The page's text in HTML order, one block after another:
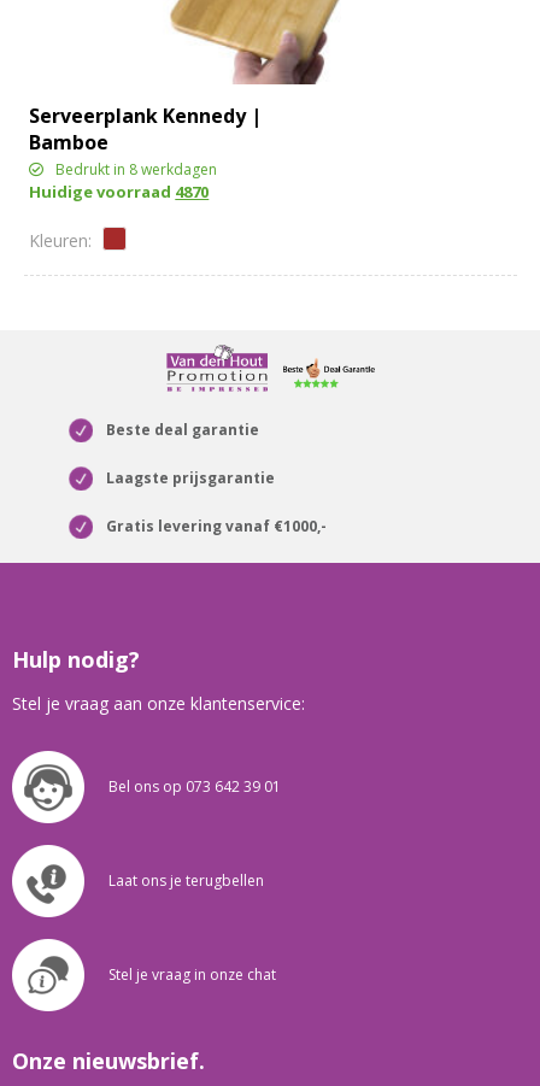
Serveerplank Kennedy |
Bamboe
Bedrukt in 8 werkdagen
Huidige voorraad 4870
Beste deal garantie
Laagste prijsgarantie
Gratis levering vanaf €1000,-
Hulp nodig?
Stel je vraag aan onze klantenservice:
Bel ons op 073 642 39 01
Laat ons je terugbellen
Stel je vraag in onze chat
Onze nieuwsbrief.